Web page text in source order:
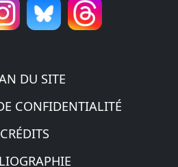
DU SITE
CONFIDENTIALITÉ
CRÉDITS